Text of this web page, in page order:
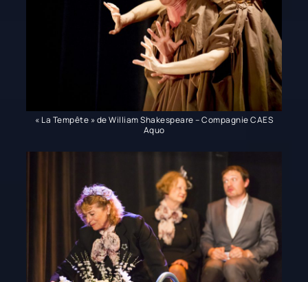
« La Tempête » de William Shakespeare – Compagnie CAES
Aquo